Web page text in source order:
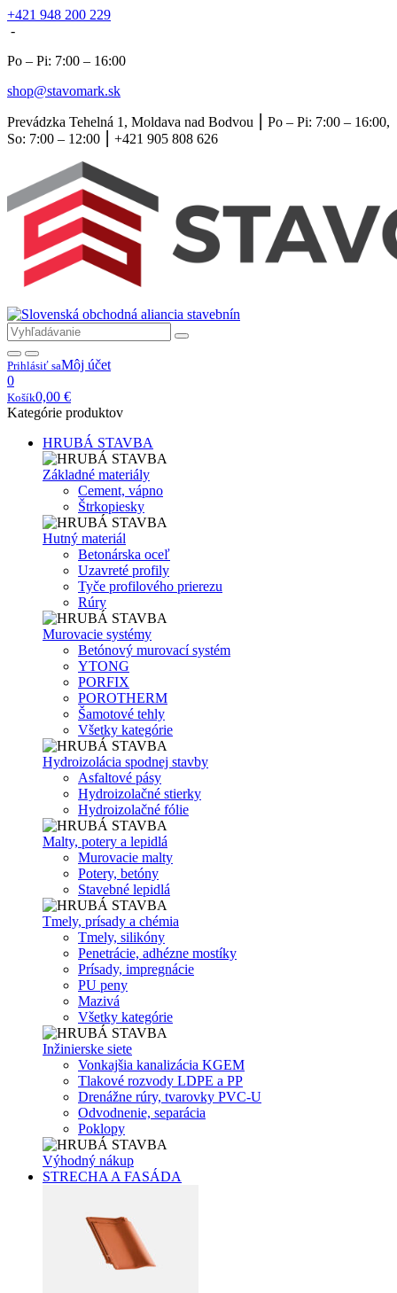
+421 948 200 229
-
Po – Pi: 7:00 – 16:00
shop@stavomark.sk
Prevádzka Tehelná 1, Moldava nad Bodvou ⎮ Po – Pi: 7:00 – 16:00,
So: 7:00 – 12:00 ⎮ +421 905 808 626
Prihlásiť saMôj účet
0
Košík0,00 €
Kategórie produktov
HRUBÁ STAVBA
Základné materiály
Cement, vápno
Štrkopiesky
Hutný materiál
Betonárska oceľ
Uzavreté profily
Tyče profilového prierezu
Rúry
Murovacie systémy
Betónový murovací systém
YTONG
PORFIX
POROTHERM
Šamotové tehly
Všetky kategórie
Hydroizolácia spodnej stavby
Asfaltové pásy
Hydroizolačné stierky
Hydroizolačné fólie
Malty, potery a lepidlá
Murovacie malty
Potery, betóny
Stavebné lepidlá
Tmely, prísady a chémia
Tmely, silikóny
Penetrácie, adhézne mostíky
Prísady, impregnácie
PU peny
Mazivá
Všetky kategórie
Inžinierske siete
Vonkajšia kanalizácia KGEM
Tlakové rozvody LDPE a PP
Drenážne rúry, tvarovky PVC-U
Odvodnenie, separácia
Poklopy
Výhodný nákup
STRECHA A FASÁDA